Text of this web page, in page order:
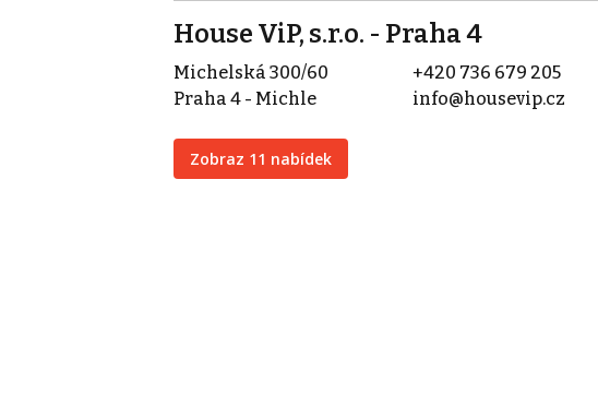
House ViP, s.r.o. - Praha 4
Michelská 300/60
Praha 4 - Michle
Zobraz 11 nabídek
+420 736 679 205
info@housevip.cz